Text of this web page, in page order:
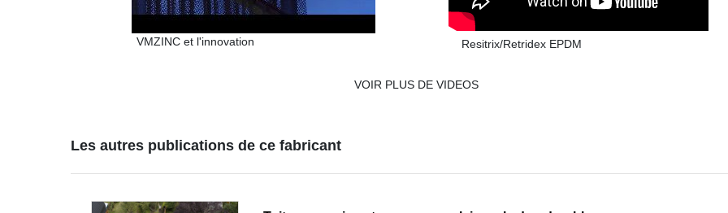
VMZINC et l'innovation Resitrix/Retridex EPDM
VOIR PLUS DE VIDEOS
Les autres publications de ce fabricant